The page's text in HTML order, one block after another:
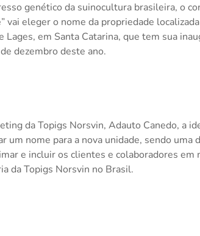
genético da suinocultura brasileira, o
vai eleger o nome da propriedade
Lages, em Santa Catarina, que tem sua
dezembro deste ano.
da Topigs Norsvin, Adauto Canedo, a
um nome para a nova unidade, sendo uma
e incluir os clientes e colaboradores em
da Topigs Norsvin no Brasil.